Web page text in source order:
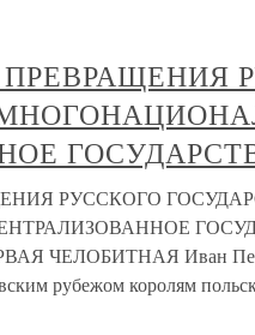
ПРЕВРАЩЕНИЯ
РУССКОГО
ЧЕЛОБИТНАЯ Иван
рубежом королям